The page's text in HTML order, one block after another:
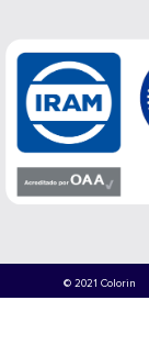
© 2021 Colorin